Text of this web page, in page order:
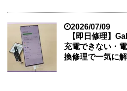
2026/07/09
【即日修理】
充電できない・
換修理で一気に